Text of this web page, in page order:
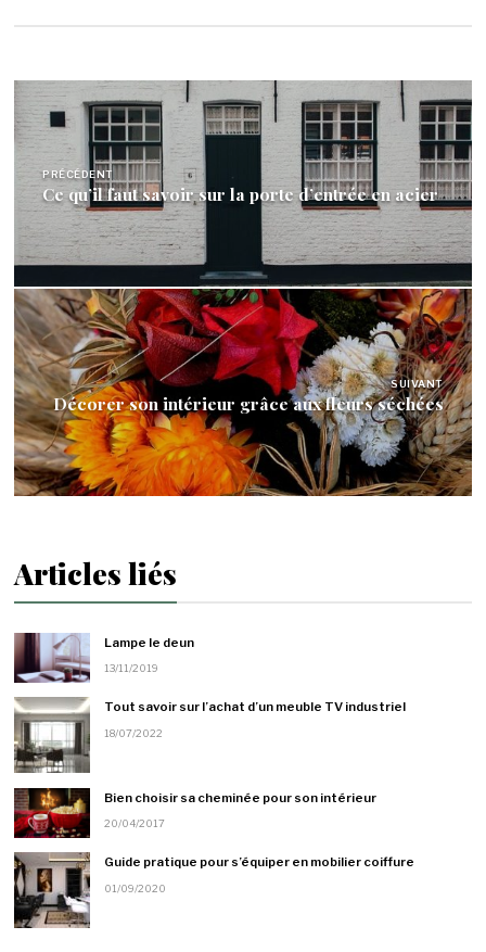
Navigation
de
l’article
PRÉCÉDENT
Ce qu’il faut savoir sur la porte d’entrée en acier
SUIVANT
Décorer son intérieur grâce aux fleurs séchées
Articles liés
Lampe le deun
13/11/2019
Tout savoir sur l’achat d’un meuble TV industriel
18/07/2022
Bien choisir sa cheminée pour son intérieur
20/04/2017
Guide pratique pour s’équiper en mobilier coiffure
01/09/2020